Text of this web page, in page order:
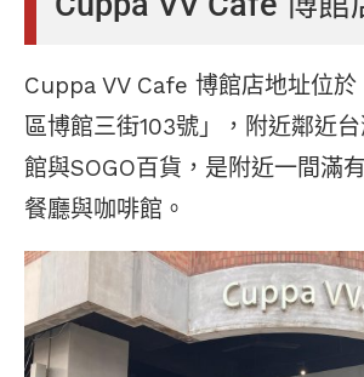
Cuppa VV Cafe 博館店地址位
區博館三街103號」，附近鄰近
館與SOGO百貨，是附近一間滿
餐廳與咖啡館。